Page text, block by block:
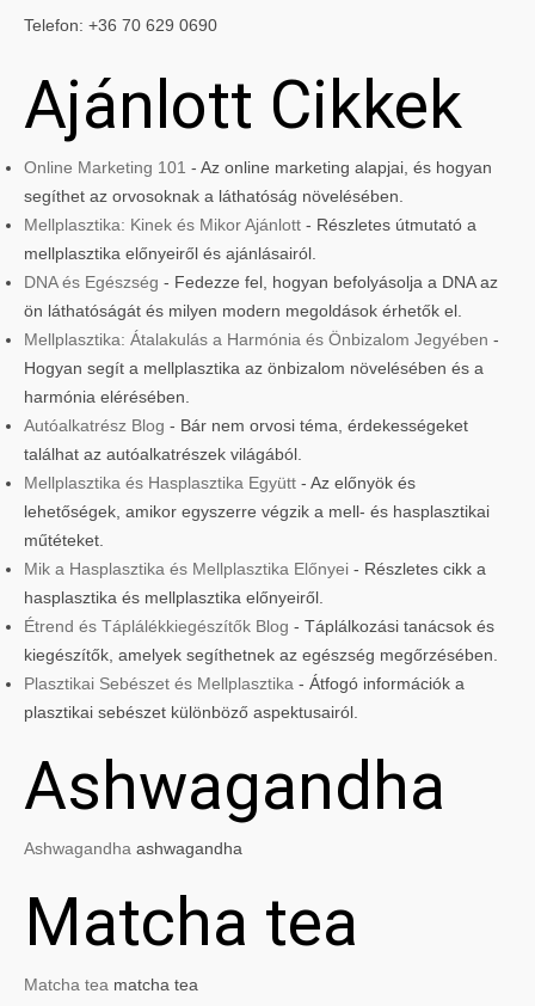
Telefon: +36 70 629 0690
Ajánlott Cikkek
Online Marketing 101 - Az online marketing alapjai, és hogyan
segíthet az orvosoknak a láthatóság növelésében.
Mellplasztika: Kinek és Mikor Ajánlott - Részletes útmutató a
mellplasztika előnyeiről és ajánlásairól.
DNA és Egészség - Fedezze fel, hogyan befolyásolja a DNA az
ön láthatóságát és milyen modern megoldások érhetők el.
Mellplasztika: Átalakulás a Harmónia és Önbizalom Jegyében -
Hogyan segít a mellplasztika az önbizalom növelésében és a
harmónia elérésében.
Autóalkatrész Blog - Bár nem orvosi téma, érdekességeket
találhat az autóalkatrészek világából.
Mellplasztika és Hasplasztika Együtt - Az előnyök és
lehetőségek, amikor egyszerre végzik a mell- és hasplasztikai
műtéteket.
Mik a Hasplasztika és Mellplasztika Előnyei - Részletes cikk a
hasplasztika és mellplasztika előnyeiről.
Étrend és Táplálékkiegészítők Blog - Táplálkozási tanácsok és
kiegészítők, amelyek segíthetnek az egészség megőrzésében.
Plasztikai Sebészet és Mellplasztika - Átfogó információk a
plasztikai sebészet különböző aspektusairól.
Ashwagandha
Ashwagandha ashwagandha
Matcha tea
Matcha tea matcha tea